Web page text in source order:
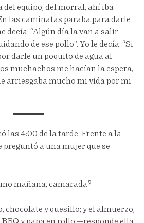
del equipo, del morral, ahí iba
las caminatas paraba para darle
decía: “Algún día la van a salir
de ese pollo”. Yo le decía: “Si
darle un poquito de agua al
muchachos me hacían la espera,
arriesgaba mucho mi vida por mi
las 4:00 de la tarde, Frente a la
preguntó a una mujer que se
mañana, camarada?
chocolate y quesillo; y el almuerzo,